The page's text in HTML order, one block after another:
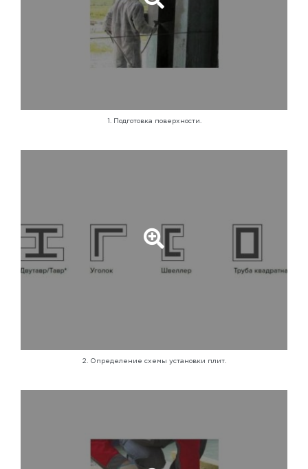
1. Подготовка поверхности.
2. Определение схемы установки плит.